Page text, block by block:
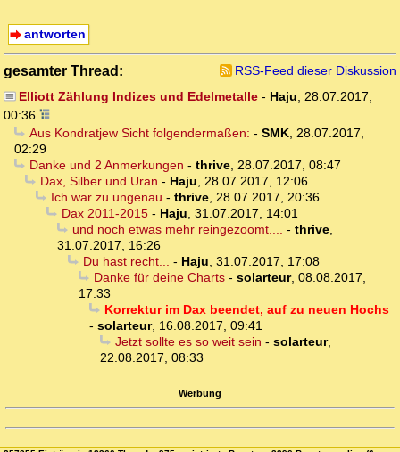
antworten
gesamter Thread:
RSS-Feed dieser Diskussion
Elliott Zählung Indizes und Edelmetalle- Haju, 28.07.2017,
00:36
Aus Kondratjew Sicht folgendermaßen: - SMK, 28.07.2017,
02:29
Danke und 2 Anmerkungen - thrive, 28.07.2017, 08:47
Dax, Silber und Uran - Haju, 28.07.2017, 12:06
Ich war zu ungenau - thrive, 28.07.2017, 20:36
Dax 2011-2015- Haju, 31.07.2017, 14:01
und noch etwas mehr reingezoomt.... - thrive,
31.07.2017, 16:26
Du hast recht... - Haju, 31.07.2017, 17:08
Danke für deine Charts- solarteur, 08.08.2017,
17:33
Korrektur im Dax beendet, auf zu neuen Hochs
- solarteur, 16.08.2017, 09:41
Jetzt sollte es so weit sein - solarteur,
22.08.2017, 08:33
Werbung